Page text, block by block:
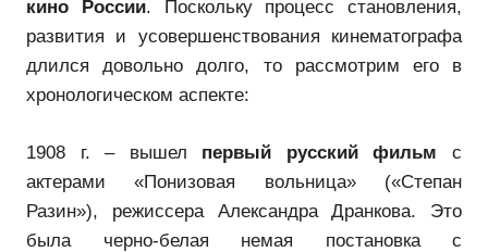
кино России. Поскольку процесс становления,
развития и усовершенствования кинематографа
длился довольно долго, то рассмотрим его в
хронологическом аспекте:
1908 г. – вышел первый русский фильм с
актерами «Понизовая вольница» («Степан
Разин»), режиссера Александра Дранкова. Это
была черно-белая немая постановка с